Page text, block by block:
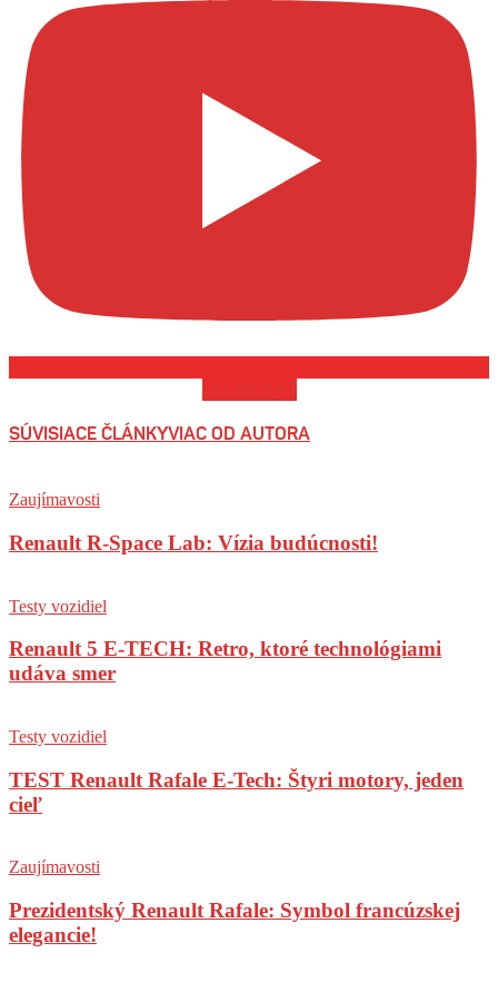
SÚVISIACE ČLÁNKYVIAC OD AUTORA
Zaujímavosti
Renault R-Space Lab: Vízia budúcnosti!
Testy vozidiel
Renault 5 E-TECH: Retro, ktoré technológiami
udáva smer
Testy vozidiel
TEST Renault Rafale E-Tech: Štyri motory, jeden
cieľ
Zaujímavosti
Prezidentský Renault Rafale: Symbol francúzskej
elegancie!